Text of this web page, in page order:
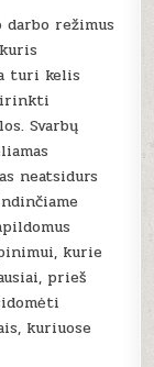
režimus
turi kelis
Svarbų
neatsidurs
kurie
prieš
kuriuose